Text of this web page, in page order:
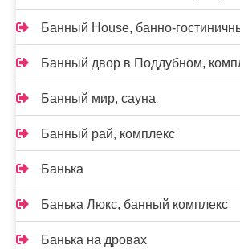
Банный House, банно-
Банный двор в Поддубном,
Банный мир, сауна
Банный рай, комплекс
Банька
Банька Люкс, банный комплекс
Банька на дровах